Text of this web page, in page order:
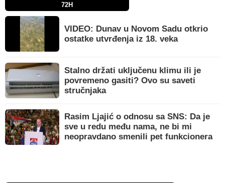
72H
VIDEO: Dunav u Novom Sadu otkrio
ostatke utvrđenja iz 18. veka
Stalno držati uključenu klimu ili je
povremeno gasiti? Ovo su saveti
stručnjaka
Rasim Ljajić o odnosu sa SNS: Da je
sve u redu među nama, ne bi mi
neopravdano smenili pet funkcionera